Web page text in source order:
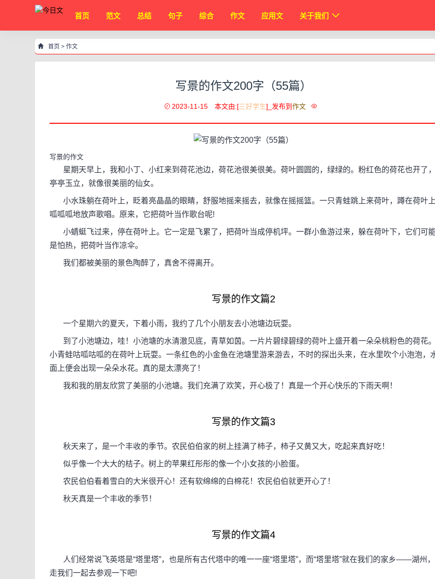
首页 范文 总结 句子 综合 作文 应用文 关于我们
首页 > 作文
写景的作文200字（55篇）
2023-11-15 本文由:[三好学生]_发布到 作文
写景的作文
星期天早上，我和小丁、小红来到荷花池边，荷花池很美很美。荷叶圆圆的，绿绿的。粉红色的荷花也开了，
亭亭玉立，就像很美丽的仙女。
小水珠躺在荷叶上，眨着亮晶晶的眼睛，舒服地摇来摇去，就像在摇摇篮。一只青蛙跳上来荷叶，蹲在荷叶上
呱呱呱地放声歌唱。原来，它把荷叶当作歌台呢!
小蜻蜓飞过来，停在荷叶上。它一定是飞累了，把荷叶当成停机坪。一群小鱼游过来，躲在荷叶下，它们可
是怕热，把荷叶当作凉伞。
我们都被美丽的景色陶醉了，真舍不得离开。
写景的作文篇2
一个星期六的夏天，下着小雨，我约了几个小朋友去小池塘边玩耍。
到了小池塘边，哇！小池塘的水清澈见底，青草如茵。一片片碧绿碧绿的荷叶上盛开着一朵朵桃粉色的荷花。
小青蛙咕呱咕呱的在荷叶上玩耍。一条红色的小金鱼在池塘里游来游去，不时的探出头来，在水里吹个小泡泡，
面上便会出现一朵朵水花。真的是太漂亮了！
我和我的朋友欣赏了美丽的小池塘。我们充满了欢笑，开心极了！真是一个开心快乐的下雨天啊！
写景的作文篇3
秋天来了，是一个丰收的季节。农民伯伯家的树上挂满了柿子，柿子又黄又大，吃起来真好吃！
似乎像一个大大的桔子。树上的苹果红彤彤的像一个小女孩的小脸蛋。
农民伯伯看着雪白的大米很开心！还有软绵绵的白棉花！农民伯伯就更开心了！
秋天真是一个丰收的季节！
写景的作文篇4
人们经常说飞英塔是“塔里塔”，也是所有古代塔中的唯一一座“塔里塔”，而“塔里塔”就在我们的家乡——湖州，
走我们一起去参观一下吧!